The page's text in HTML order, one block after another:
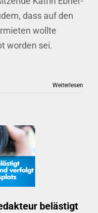
dass auf den
wollte
worden sei.
Weiterlesen
belästigt